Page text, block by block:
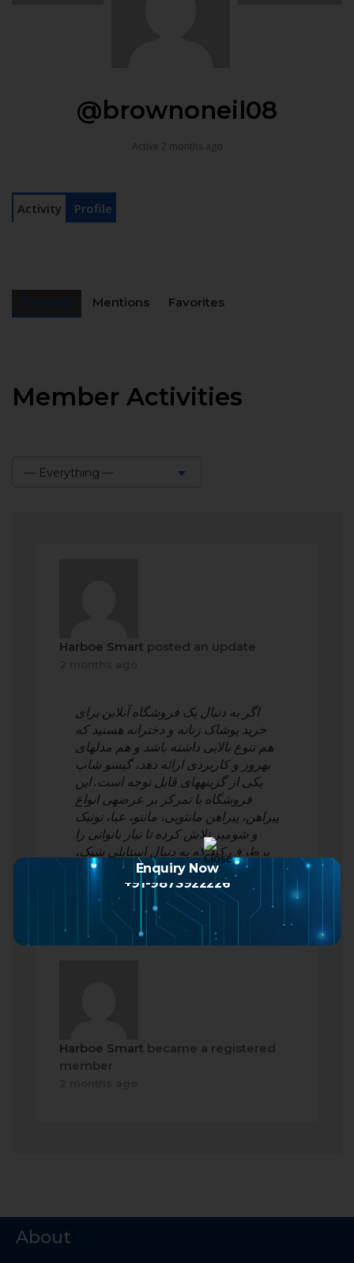
@brownoneil08
Active 2 months ago
Activity Profile
Mentions Favorites
Member Activities
— Everything —
Harboe Smart posted an update
اگر به دنبال یک فروشگاه آنلاین برای
خرید پوشاک زنانه و دخترانه هستید که
هم تنوع بالایی داشته باشد و هم مدلهای
بهروز و کاربردی ارائه دهد، گیسو شاپ
یکی از گزینههای قابل توجه است. این
فروشگاه با تمرکز بر عرضهی انواع
پیراهن، پیراهن مانتویی، مانتو، عبا، تونیک
و شومیز تلاش کرده تا نیاز بانوانی را
برطرف کند که به دنبال استایلی شیک،
متنوع و متناسب با…
Read more
Harboe Smart became a registered
member
About
Enquiry Now
+91-9873922226